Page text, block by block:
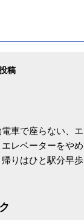
稿
車で座らない、
エレベーターをや
帰りはひと駅分早歩
い。 スポーツウェ
ものだけが運動で